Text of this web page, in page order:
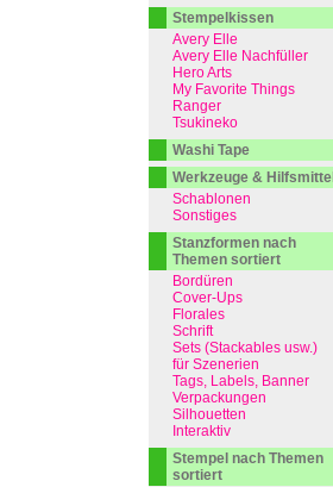
Stempelkissen
Avery Elle
Avery Elle Nachfüller
Hero Arts
My Favorite Things
Ranger
Tsukineko
Washi Tape
Werkzeuge & Hilfsmittel
Schablonen
Sonstiges
Stanzformen nach
Themen sortiert
Bordüren
Cover-Ups
Florales
Schrift
Sets (Stackables usw.)
für Szenerien
Tags, Labels, Banner
Verpackungen
Silhouetten
Interaktiv
Stempel nach Themen
sortiert